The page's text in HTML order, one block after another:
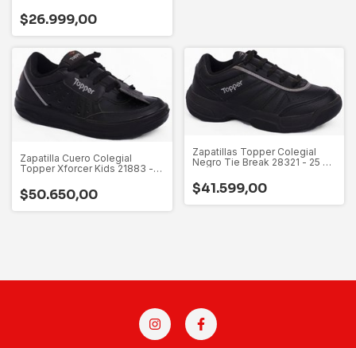
$26.999,00
Zapatilla Cuero Colegial
Topper Xforcer Kids 21883 -
$50.650,00
Zapatillas Topper Colegial
Negro Tie Break 28321 - 25 Al
$41.599,00